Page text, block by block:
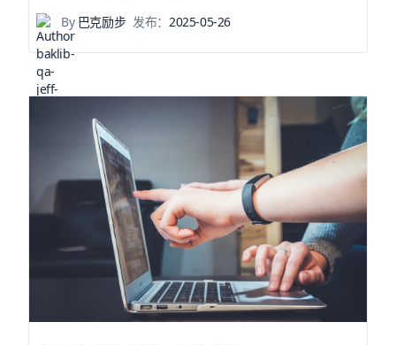
By巴克励步 发布：2025-05-26